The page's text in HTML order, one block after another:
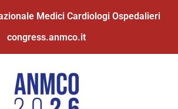
Medici Cardiologi Ospedalieri
congress.anmco.it